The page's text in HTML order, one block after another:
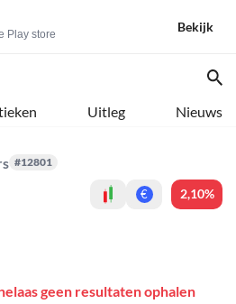
Play store
Bekijk
Uitleg Nieuws
#12801
€ 2,10%
geen resultaten ophalen